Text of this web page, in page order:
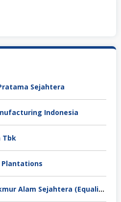
Sejahtera
Indonesia
Tbk
Plantations
PT Equalindo Makmur Alam Sejahtera (Equalindo Group)